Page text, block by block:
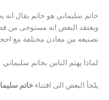
خاتم سليماني هو خاتم يقال
ويعتقد البعض انه مستوحى من
تصنيعه من معادن مختلفة مع
لماذا يهتم الناس بخاتم سليماني
يلجأ البعض الى اقتناءخاتم